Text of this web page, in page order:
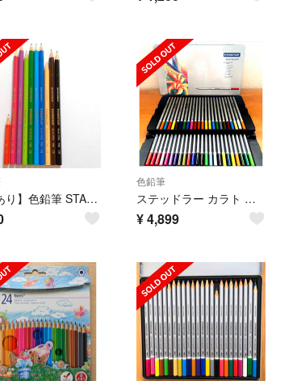
【訳あり】色鉛筆 STAEDTLER Noris Club 144 10本セット
色鉛筆
ステッドラー カラト アクェレル 水彩色鉛筆 48色 文房具
¥4,899